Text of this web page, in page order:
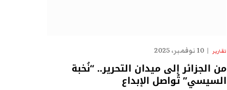
تقارير 10 نوفمبر، 2025
من الجزائر إلى ميدان التحرير.. “نُخبة
السيسي” تُواصل الإبداع